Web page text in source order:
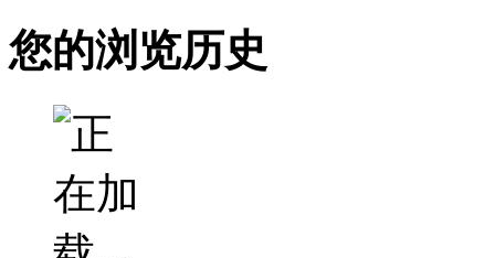
您的浏览历史